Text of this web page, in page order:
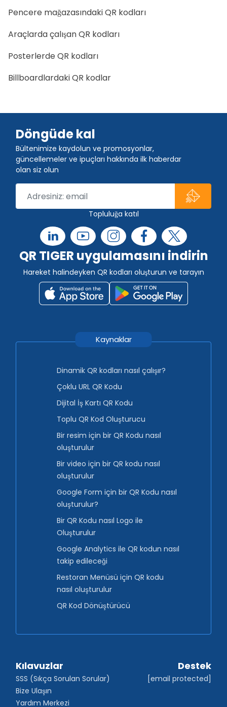
Pencere mağazasındaki QR kodları
Araçlarda çalışan QR kodları
Posterlerde QR kodları
Billboardlardaki QR kodlar
Döngüde kal
Bültenimize kaydolun ve promosyonlar,
güncellemeler ve ipuçları hakkında ilk haberdar
olan siz olun
Topluluğa katıl
QR TIGER uygulamasını indirin
Hareket halindeyken QR kodları oluşturun ve tarayın
Kaynaklar
Dinamik QR kodları nasıl çalışır?
Çoklu URL QR Kodu
Dijital İş Kartı QR Kodu
Toplu QR Kod Oluşturucu
Bir resim için bir QR Kodu nasıl
oluşturulur
Bir video için bir QR kodu nasıl
oluşturulur
Google Form için bir QR Kodu nasıl
oluşturulur?
Bir QR Kodu nasıl Logo ile
Oluşturulur
Google Analytics ile QR kodun nasıl
takip edileceği
Restoran Menüsü için QR kodu
nasıl oluşturulur
QR Kod Dönüştürücü
Kılavuzlar
SSS (Sıkça Sorulan Sorular)
Bize Ulaşın
Yardım Merkezi
Destek
[email protected]